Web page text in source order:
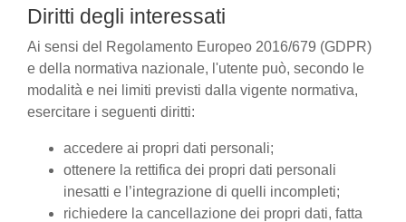
Diritti degli interessati
Ai sensi del Regolamento Europeo 2016/679 (GDPR)
e della normativa nazionale, l'utente può, secondo le
modalità e nei limiti previsti dalla vigente normativa,
esercitare i seguenti diritti:
accedere ai propri dati personali;
ottenere la rettifica dei propri dati personali
inesatti e l’integrazione di quelli incompleti;
richiedere la cancellazione dei propri dati, fatta